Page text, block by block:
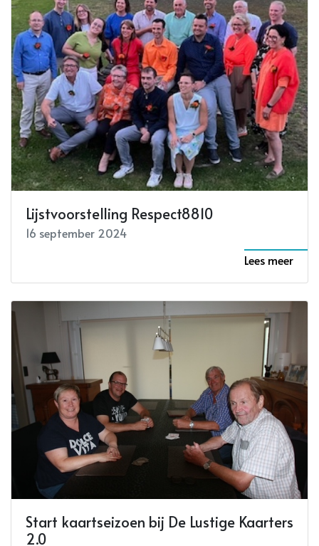
Lijstvoorstelling Respect8810
16 september 2024
Lees meer
Start kaartseizoen bij De Lustige Kaarters
2.0